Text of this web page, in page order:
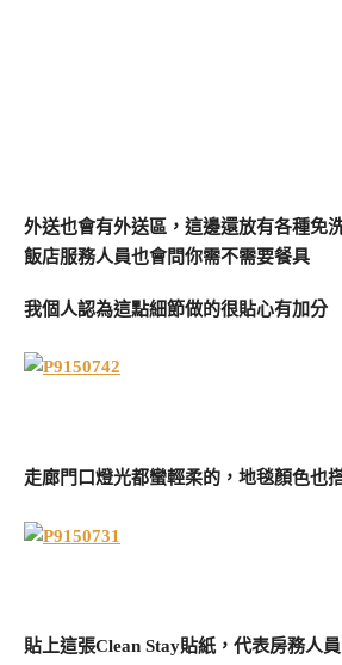
外送也會有外送區，這邊還放有各種免
飯店服務人員也會問你需不需要餐具
我個人認為這點細節做的很貼心有加分
走廊門口燈光都蠻輕柔的，地毯顏色也
貼上這張Clean Stay貼紙，代表房務人